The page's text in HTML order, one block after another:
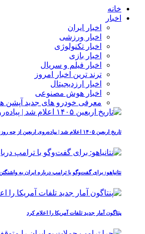
خانه
اخبار
اخبار ایران
اخبار ورزشی
اخبار تکنولوژی
اخبار بازی
اخبار فیلم و سریال
ترند ترین اخبار امروز
اخبار ارزدیجیتال
اخبار هوش مصنوعی
معرفی خودرو های جدید آپشن‌
تاریخ اربعین ۱۴۰۵ اعلام شد | پیاده‌روی اربعین از چه روزی شروع می‌ شود؟
نتانیاهو: برای گفت‌وگو با ترامپ درباره ایران به
پنتاگون آمار جدید تلفات آمریکا را اعلام کرد